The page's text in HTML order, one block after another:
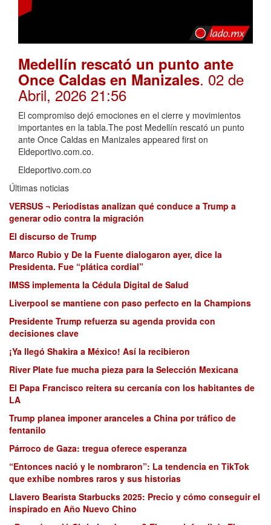
Medellín rescató un punto ante
Once Caldas en Manizales. 02 de
Abril, 2026 21:56
El compromiso dejó emociones en el cierre y movimientos
importantes en la tabla.The post Medellín rescató un punto
ante Once Caldas en Manizales appeared first on
Eldeportivo.com.co.
Eldeportivo.com.co
Últimas noticias
VERSUS ¬ Periodistas analizan qué conduce a Trump a
generar odio contra la migración
El discurso de Trump
Marco Rubio y De la Fuente dialogaron ayer, dice la
Presidenta. Fue “plática cordial”
IMSS implementa la Cédula Digital de Salud
Liverpool se mantiene con paso perfecto en la Champions
Presidente Trump refuerza su agenda provida con
decisiones clave
¡Ya llegó Shakira a México! Así la recibieron
River Plate fue mucha pieza para la Selección Mexicana
El Papa Francisco reitera su cercanía con los habitantes de
LA
Trump planea imponer aranceles a China por tráfico de
fentanilo
Párroco de Gaza: tregua oferece esperanza
“Entonces nació y le nombraron”: La tendencia en TikTok
que exhibe nombres raros y sus historias
Llavero Bearista Starbucks 2025: Precio y cómo conseguir el
inspirado en Año Nuevo Chino